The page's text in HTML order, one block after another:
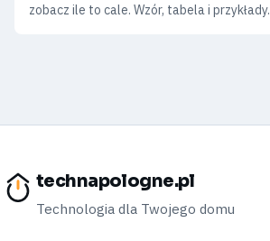
zobacz ile to cale. Wzór, tabela i przykłady.
technapologne.pl
Technologia dla Twojego domu